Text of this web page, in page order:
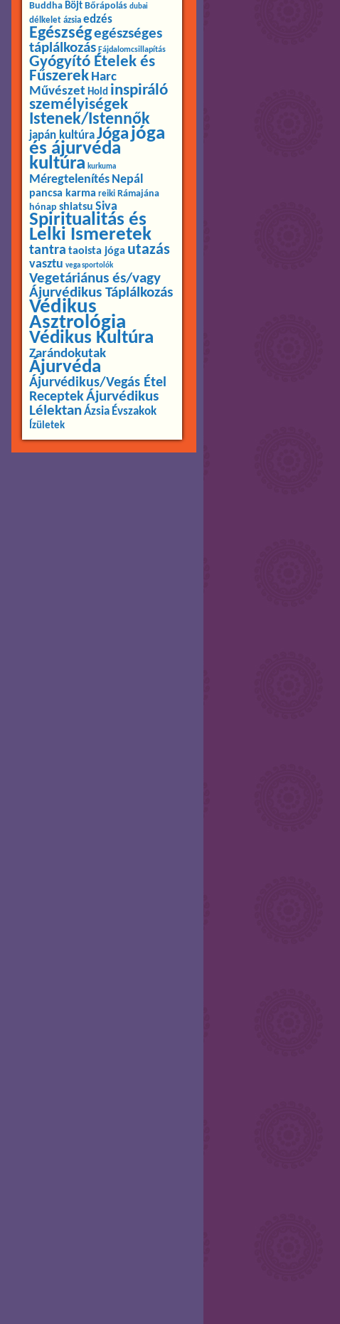
Buddha Böjt Bőrápolás dubai
délkelet ázsia edzés
Egészségegészséges
táplálkozás Fájdalomcsillapítás
Gyógyító Ételek és
Fűszerek Harc
Művészet Hold inspiráló
személyiségek
Istenek/Istennők
japán kultúraJóga jóga
és ájurvéda
kultúra kurkuma
Méregtelenítés Nepál
pancsa karma reiki Rámajána
hónap shiatsu Siva
Spiritualitás és
Lelki Ismeretek
tantra taoista jóga utazás
vasztu vega sportolók
Vegetáriánus és/vagy
Ájurvédikus Táplálkozás
Védikus
Asztrológia
Védikus Kultúra
Zarándokutak
Ájurvéda
Ájurvédikus/Vegás Étel
ReceptekÁjurvédikus
LélektanÁzsia Évszakok
Ízületek